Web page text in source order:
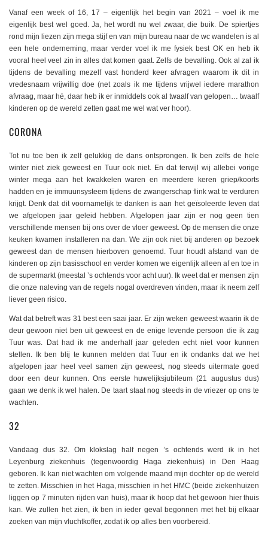
Vanaf een week of 16, 17 – eigenlijk het begin van 2021 – voel ik me
eigenlijk best wel goed. Ja, het wordt nu wel zwaar, die buik. De spiertjes
rond mijn liezen zijn mega stijf en van mijn bureau naar de wc wandelen is al
een hele onderneming, maar verder voel ik me fysiek best OK en heb ik
vooral heel veel zin in alles dat komen gaat. Zelfs de bevalling. Ook al zal ik
tijdens de bevalling mezelf vast honderd keer afvragen waarom ik dit in
vredesnaam vrijwillig doe (net zoals ik me tijdens vrijwel iedere marathon
afvraag, maar hé, daar heb ik er inmiddels ook al twaalf van gelopen… twaalf
kinderen op de wereld zetten gaat me wel wat ver hoor).
CORONA
Tot nu toe ben ik zelf gelukkig de dans ontsprongen. Ik ben zelfs de hele
winter niet ziek geweest en Tuur ook niet. En dat terwijl wij allebei vorige
winter mega aan het kwakkelen waren en meerdere keren griep/koorts
hadden en je immuunsysteem tijdens de zwangerschap flink wat te verduren
krijgt. Denk dat dit voornamelijk te danken is aan het geïsoleerde leven dat
we afgelopen jaar geleid hebben. Afgelopen jaar zijn er nog geen tien
verschillende mensen bij ons over de vloer geweest. Op de mensen die onze
keuken kwamen installeren na dan. We zijn ook niet bij anderen op bezoek
geweest dan de mensen hierboven genoemd. Tuur houdt afstand van de
kinderen op zijn basisschool en verder komen we eigenlijk alleen af en toe in
de supermarkt (meestal ’s ochtends voor acht uur). Ik weet dat er mensen zijn
die onze naleving van de regels nogal overdreven vinden, maar ik neem zelf
liever geen risico.
Wat dat betreft was 31 best een saai jaar. Er zijn weken geweest waarin ik de
deur gewoon niet ben uit geweest en de enige levende persoon die ik zag
Tuur was. Dat had ik me anderhalf jaar geleden echt niet voor kunnen
stellen. Ik ben blij te kunnen melden dat Tuur en ik ondanks dat we het
afgelopen jaar heel veel samen zijn geweest, nog steeds uitermate goed
door een deur kunnen. Ons eerste huwelijksjubileum (21 augustus dus)
gaan we denk ik wel halen. De taart staat nog steeds in de vriezer op ons te
wachten.
32
Vandaag dus 32. Om klokslag half negen ’s ochtends werd ik in het
Leyenburg ziekenhuis (tegenwoordig Haga ziekenhuis) in Den Haag
geboren. Ik kan niet wachten om volgende maand mijn dochter op de wereld
te zetten. Misschien in het Haga, misschien in het HMC (beide ziekenhuizen
liggen op 7 minuten rijden van huis), maar ik hoop dat het gewoon hier thuis
kan. We zullen het zien, ik ben in ieder geval begonnen met het bij elkaar
zoeken van mijn vluchtkoffer, zodat ik op alles ben voorbereid.